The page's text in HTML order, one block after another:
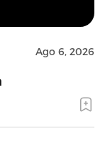
Ago 6, 2026